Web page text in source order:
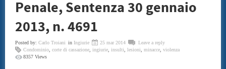
SENTENZE
CONSUMATORI
BENI CULTURALI
GALLERIA NICOLA DANIORE
ARTISTI
PATRIMONIO ARTISTICO
TRADIZIONI GASTRONOMICHE
Penale, Sentenza 30 gennaio
2013, n. 4691
Posted by: Carlo Troiani in Ingiurie 25 mar 2014
Leave a reply
Condominio corte di cassazione ingiurie insulti lesioni minacce violenza
8357 Views